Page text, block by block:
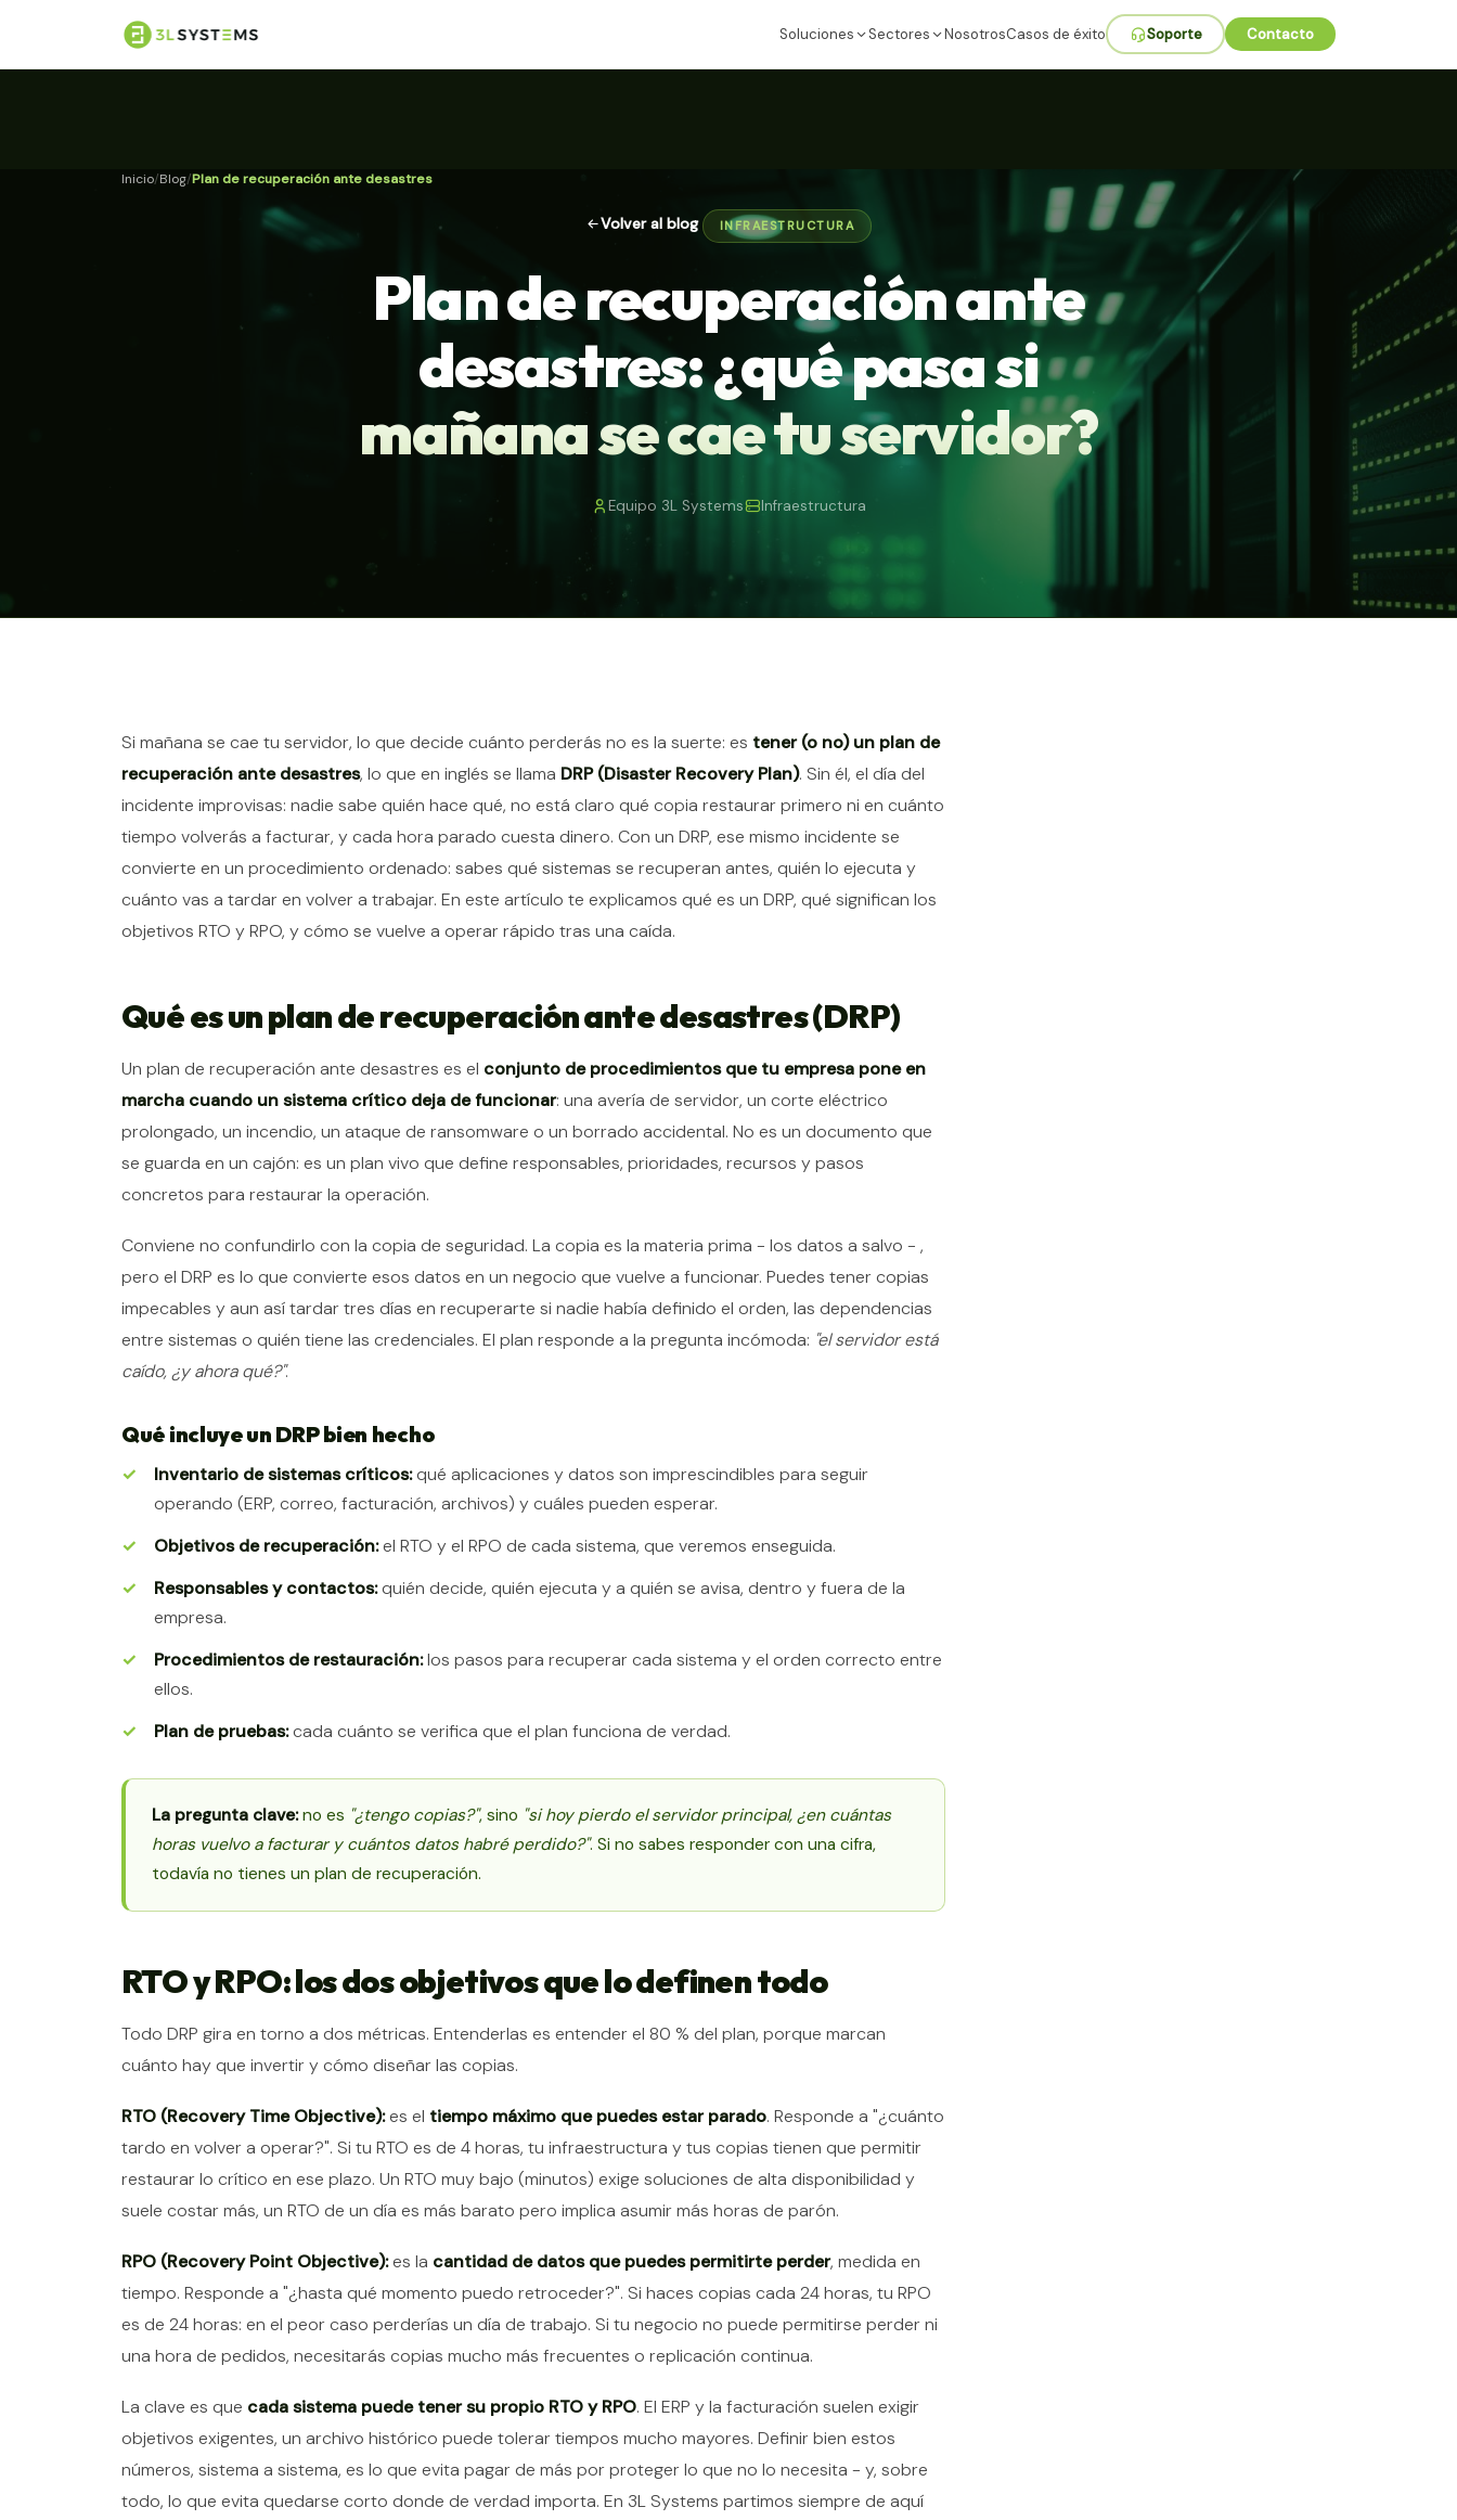
Soluciones Sectores NosotrosCasos de éxito Soporte Contacto
Inicio Blog Plan de recuperación ante desastres
Volver al blog INFRAESTRUCTURA
Plan de recuperación ante
desastres: ¿qué pasa si
mañana se cae tu servidor?
Equipo 3L Systems Infraestructura
Contenido del artículo
Si mañana se cae tu servidor, lo que decide cuánto perderás no es la suerte: es tener (o no) un plan de
recuperación ante desastres, lo que en inglés se llama DRP (Disaster Recovery Plan). Sin él, el día del
incidente improvisas: nadie sabe quién hace qué, no está claro qué copia restaurar primero ni en cuánto
tiempo volverás a facturar, y cada hora parado cuesta dinero. Con un DRP, ese mismo incidente se
convierte en un procedimiento ordenado: sabes qué sistemas se recuperan antes, quién lo ejecuta y
cuánto vas a tardar en volver a trabajar. En este artículo te explicamos qué es un DRP, qué significan los
objetivos RTO y RPO, y cómo se vuelve a operar rápido tras una caída.
Qué es un plan de recuperación ante desastres (DRP)
Un plan de recuperación ante desastres es el conjunto de procedimientos que tu empresa pone en
marcha cuando un sistema crítico deja de funcionar: una avería de servidor, un corte eléctrico
prolongado, un incendio, un ataque de ransomware o un borrado accidental. No es un documento que
se guarda en un cajón: es un plan vivo que define responsables, prioridades, recursos y pasos
concretos para restaurar la operación.
Conviene no confundirlo con la copia de seguridad. La copia es la materia prima - los datos a salvo - ,
pero el DRP es lo que convierte esos datos en un negocio que vuelve a funcionar. Puedes tener copias
impecables y aun así tardar tres días en recuperarte si nadie había definido el orden, las dependencias
entre sistemas o quién tiene las credenciales. El plan responde a la pregunta incómoda: "el servidor está
caído, ¿y ahora qué?".
Qué incluye un DRP bien hecho
Inventario de sistemas críticos:qué aplicaciones y datos son imprescindibles para seguir
operando (ERP, correo, facturación, archivos) y cuáles pueden esperar.
Objetivos de recuperación:el RTO y el RPO de cada sistema, que veremos enseguida.
Responsables y contactos:quién decide, quién ejecuta y a quién se avisa, dentro y fuera de la
empresa.
Procedimientos de restauración:los pasos para recuperar cada sistema y el orden correcto entre
ellos.
Plan de pruebas:cada cuánto se verifica que el plan funciona de verdad.
La pregunta clave:no es "¿tengo copias?", sino "si hoy pierdo el servidor principal, ¿en cuántas
horas vuelvo a facturar y cuántos datos habré perdido?". Si no sabes responder con una cifra,
todavía no tienes un plan de recuperación.
RTO y RPO: los dos objetivos que lo definen todo
Todo DRP gira en torno a dos métricas. Entenderlas es entender el 80 % del plan, porque marcan
cuánto hay que invertir y cómo diseñar las copias.
RTO (Recovery Time Objective):es el tiempo máximo que puedes estar parado. Responde a "¿cuánto
tardo en volver a operar?". Si tu RTO es de 4 horas, tu infraestructura y tus copias tienen que permitir
restaurar lo crítico en ese plazo. Un RTO muy bajo (minutos) exige soluciones de alta disponibilidad y
suele costar más, un RTO de un día es más barato pero implica asumir más horas de parón.
RPO (Recovery Point Objective):es la cantidad de datos que puedes permitirte perder, medida en
tiempo. Responde a "¿hasta qué momento puedo retroceder?". Si haces copias cada 24 horas, tu RPO
es de 24 horas: en el peor caso perderías un día de trabajo. Si tu negocio no puede permitirse perder ni
una hora de pedidos, necesitarás copias mucho más frecuentes o replicación continua.
La clave es que cada sistema puede tener su propio RTO y RPO. El ERP y la facturación suelen exigir
objetivos exigentes, un archivo histórico puede tolerar tiempos mucho mayores. Definir bien estos
números, sistema a sistema, es lo que evita pagar de más por proteger lo que no lo necesita - y, sobre
todo, lo que evita quedarse corto donde de verdad importa. En 3L Systems partimos siempre de aquí